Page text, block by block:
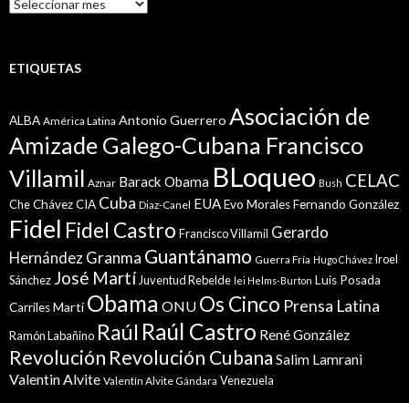
ETIQUETAS
ALBA América Latina Antonio Guerrero Asociación de
Amizade Galego-Cubana Francisco
Villamil Aznar Barack Obama BLoqueo Bush CELAC
CheChávezCIA Cuba Diaz-Canel EUAEvo MoralesFernando González
Fidel Fidel Castro Francisco Villamil Gerardo
Hernández Granma Guantánamo Guerra Fría Hugo Chávez Iroel
Sánchez José Martí Juventud Rebelde lei Helms-Burton Luis Posada
CarrilesMartí Obama ONU Os Cinco Prensa Latina
Ramón Labañino Raúl Raúl Castro René González
Revolución Revolución Cubana Salim Lamrani
Valentin Alvite Valentín Alvite Gándara Venezuela